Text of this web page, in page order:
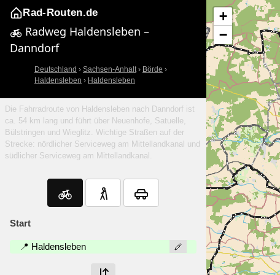
Rad-Routen.de
Radweg Haldensleben –
Danndorf
Deutschland › Sachsen-Anhalt› Börde ›
Haldensleben › Haldensleben
Die Fahrradroute von Haldensleben nach Danndorf ist
ca. 54 km lang und führt über Neuenhofe, Satuelle,
Bülstringen und Wieglitz. Wichtige Straßen auf der
Strecke: nördlicher Serviceweg am Mittellandkanal und
südlicher Serviceweg am Mittellandkanal.
Start
📍 Haldensleben
+
−